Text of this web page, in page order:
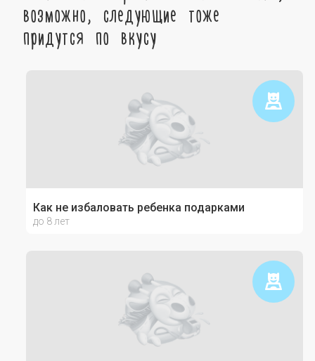
возможно, следующие тоже
придутся по вкусу
Как не избаловать ребенка подарками
до 8 лет